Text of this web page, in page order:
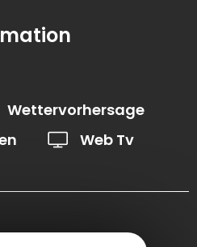
Wettervorhersage
Web Tv